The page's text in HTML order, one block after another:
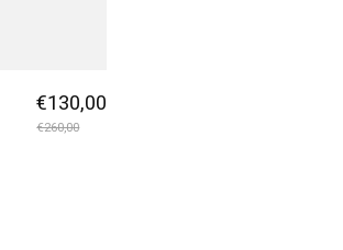
€130,00
€260,00